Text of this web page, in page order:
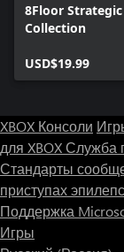
8Floor Strategic
Collection
USD$19.99
XBOX Консоли
для XBOXСлужба
Стандарты
приступах
Поддержка
Игры